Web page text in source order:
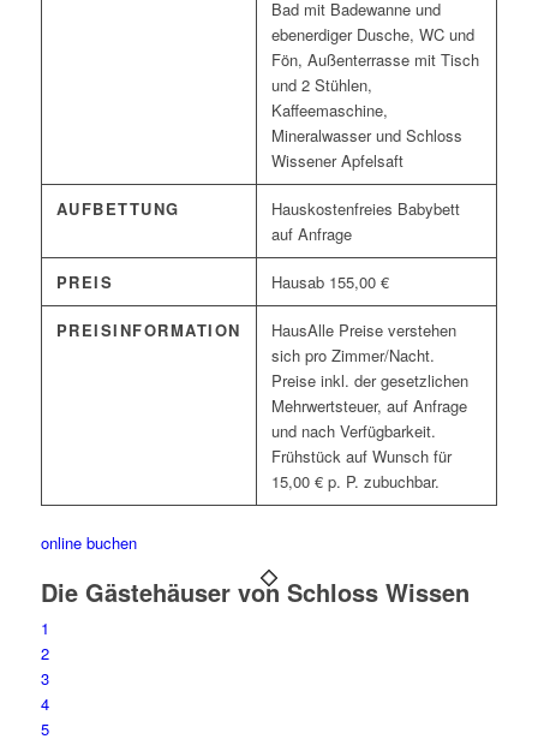
Bad mit Badewanne und
ebenerdiger Dusche, WC und
Fön, Außenterrasse mit Tisch
und 2 Stühlen,
Kaffeemaschine,
Mineralwasser und Schloss
Wissener Apfelsaft
AUFBETTUNG
kostenfreies Babybett
auf Anfrage
PREIS ab 155,00 €
PREISINFORMATION
Alle Preise verstehen
sich pro Zimmer/Nacht.
Preise inkl. der gesetzlichen
Mehrwertsteuer, auf Anfrage
und nach Verfügbarkeit.
Frühstück auf Wunsch für
15,00 € p. P. zubuchbar.
online buchen
Die Gästehäuser von Schloss Wissen
1
2
3
4
5